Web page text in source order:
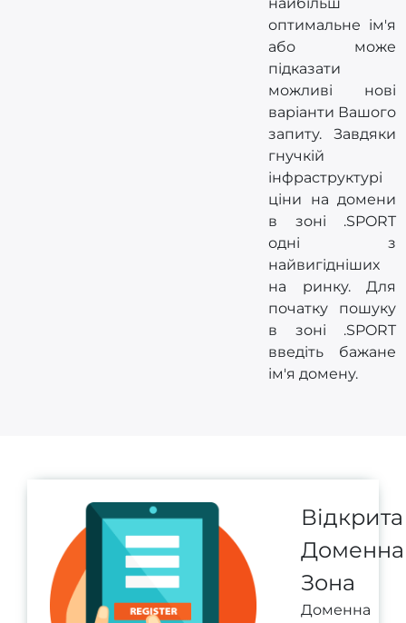
найбільш
оптимальне ім'я
або може
підказати
можливі нові
варіанти Вашого
запиту. Завдяки
гнучкій
інфраструктурі
ціни на домени
в зоні .SPORT
одні з
найвигідніших
на ринку. Для
початку пошуку
в зоні .SPORT
введіть бажане
ім'я домену.
Відкрита
Доменна
Зона
Доменна